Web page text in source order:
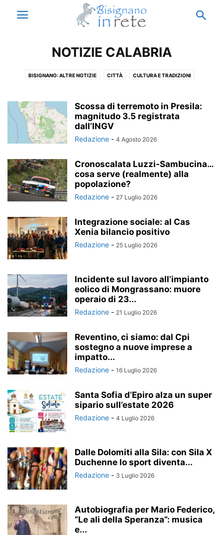
NOTIZIE CALABRIA
BISIGNANO: ALTRE NOTIZIE CITTÀ CULTURA E TRADIZIONI
NOTIZIE BISIGNANO
NOTIZIE ITALIA PARODIA RICORDI THIS IS ACRI
VACANZE A BISIGNANO
Scossa di terremoto in Presila:
magnitudo 3.5 registrata
dall’INGV
Redazione - 4 Agosto 2026
Cronoscalata Luzzi-Sambucina…
cosa serve (realmente) alla
popolazione?
Redazione - 27 Luglio 2026
Integrazione sociale: al Cas
Xenia bilancio positivo
Redazione - 25 Luglio 2026
Incidente sul lavoro all’impianto
eolico di Mongrassano: muore
operaio di 23...
Redazione - 21 Luglio 2026
Reventino, ci siamo: dal Cpi
sostegno a nuove imprese a
impatto...
Redazione - 16 Luglio 2026
Santa Sofia d’Epiro alza un super
sipario sull’estate 2026
Redazione - 4 Luglio 2026
Dalle Dolomiti alla Sila: con Sila X
Duchenne lo sport diventa...
Redazione - 3 Luglio 2026
Autobiografia per Mario Federico,
“Le ali della Speranza”: musica
e...